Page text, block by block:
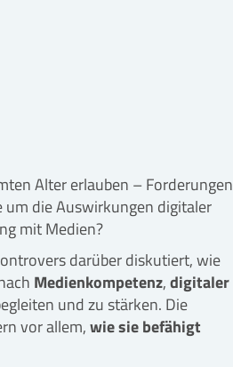
Alter erlauben – Forderungen
die Auswirkungen digitaler
mit Medien?
darüber diskutiert, wie
Medienkompetenz,digitaler
und zu stärken. Die
vor allem,wie sie befähigt